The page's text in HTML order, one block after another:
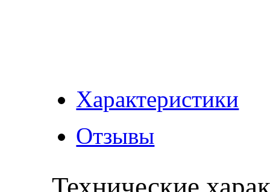
Характеристики
Отзывы